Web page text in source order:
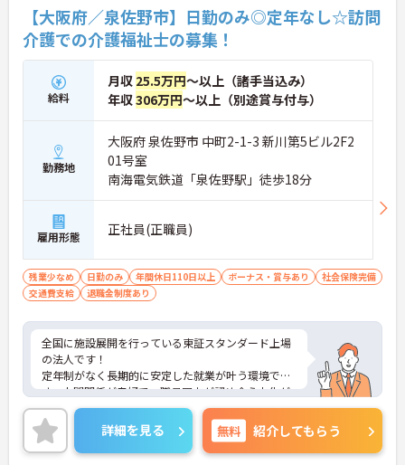
【大阪府／泉佐野市】日勤のみ◎定年なし☆訪問
介護での介護福祉士の募集！
給料
月収 25.5万円～以上（諸手当込み）
年収306万円～以上（別途賞与付与）
勤務地
大阪府 泉佐野市 中町2-1-3 新川第5ビル2F2
01号室
南海電気鉄道「泉佐野駅」徒歩18分
雇用形態 正社員(正職員)
残業少なめ 日勤のみ 年間休日110日以上 ボーナス・賞与あり
社会保険完備
交通費支給
退職金制度あり
全国に施設展開を行っている東証スタンダード上場
の法人です！
定年制がなく長期的に安定した就業が叶う環境で
す。人間関係が良好で、職員同士が認め合う文化が
根付いています。
ご興味のある方には、面接対策ポイントなど、さら
に詳細をご案内しますのでお気軽にご相談くださ
い！
詳細を見る 無料 紹介してもらう